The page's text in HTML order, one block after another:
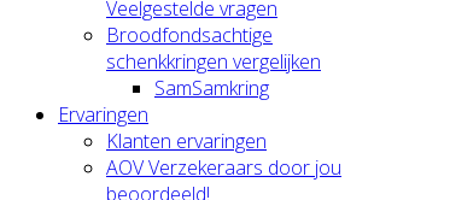
Veelgestelde vragen
Broodfondsachtige
schenkkringen vergelijken
SamSamkring
Ervaringen
Klanten ervaringen
AOV Verzekeraars door jou
beoordeeld!